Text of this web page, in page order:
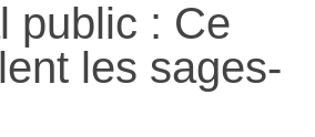
public : Ce
les sages-